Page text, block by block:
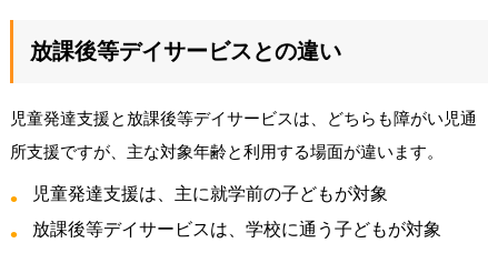
放課後等デイサービスとの違い
児童発達支援と放課後等デイサービスは、どちらも障がい児通
所支援ですが、主な対象年齢と利用する場面が違います。
児童発達支援は、主に就学前の子どもが対象
放課後等デイサービスは、学校に通う子どもが対象